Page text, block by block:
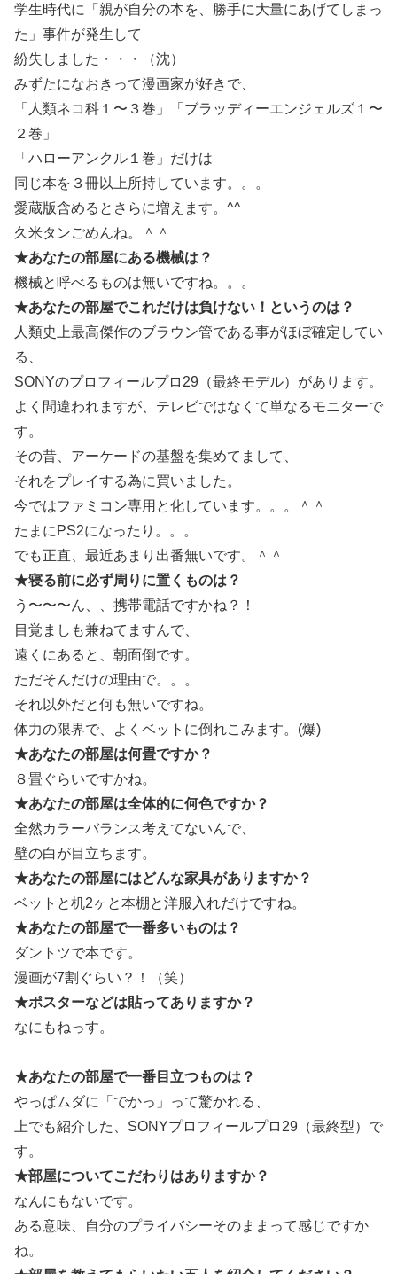
学生時代に「親が自分の本を、勝手に大量にあげてしまっ
た」事件が発生して
紛失しました・・・（沈）
みずたになおきって漫画家が好きで、
「人類ネコ科１〜３巻」「ブラッディーエンジェルズ１〜
２巻」
「ハローアンクル１巻」だけは
同じ本を３冊以上所持しています。。。
愛蔵版含めるとさらに増えます。^^
久米タンごめんね。＾＾
★あなたの部屋にある機械は？
機械と呼べるものは無いですね。。。
★あなたの部屋でこれだけは負けない！というのは？
人類史上最高傑作のブラウン管である事がほぼ確定してい
る、
SONYのプロフィールプロ29（最終モデル）があります。
よく間違われますが、テレビではなくて単なるモニターで
す。
その昔、アーケードの基盤を集めてまして、
それをプレイする為に買いました。
今ではファミコン専用と化しています。。。＾＾
たまにPS2になったり。。。
でも正直、最近あまり出番無いです。＾＾
★寝る前に必ず周りに置くものは？
う〜〜〜ん、、携帯電話ですかね？！
目覚ましも兼ねてますんで、
遠くにあると、朝面倒です。
ただそんだけの理由で。。。
それ以外だと何も無いですね。
体力の限界で、よくベットに倒れこみます。(爆)
★あなたの部屋は何畳ですか？
８畳ぐらいですかね。
★あなたの部屋は全体的に何色ですか？
全然カラーバランス考えてないんで、
壁の白が目立ちます。
★あなたの部屋にはどんな家具がありますか？
ベットと机2ヶと本棚と洋服入れだけですね。
★あなたの部屋で一番多いものは？
ダントツで本です。
漫画が7割ぐらい？！（笑）
★ポスターなどは貼ってありますか？
なにもねっす。
★あなたの部屋で一番目立つものは？
やっぱムダに「でかっ」って驚かれる、
上でも紹介した、SONYプロフィールプロ29（最終型）で
す。
★部屋についてこだわりはありますか？
なんにもないです。
ある意味、自分のプライバシーそのままって感じですか
ね。